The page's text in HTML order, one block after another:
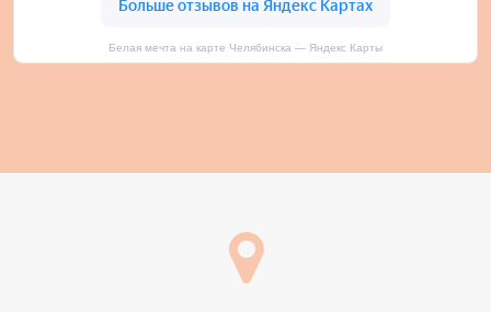
Белая мечта на карте Челябинска — Яндекс Карты